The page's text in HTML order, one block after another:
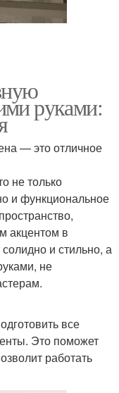
руками:
— это отличное
не только
и функциональное
акцентом в
и стильно, а
не
все
Это поможет
работать